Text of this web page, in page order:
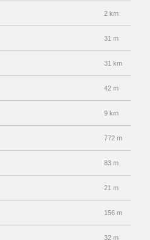
2 km
31 m
31 km
42 m
9 km
772 m
83 m
21 m
156 m
32 m